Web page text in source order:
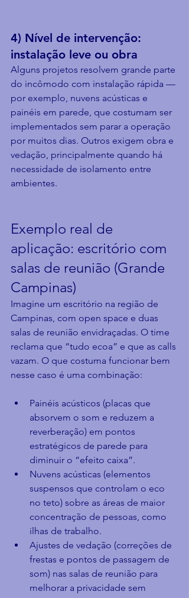
4) Nível de intervenção:
instalação leve ou obra
Alguns projetos resolvem grande parte
do incômodo com instalação rápida —
por exemplo, nuvens acústicas e
painéis em parede, que costumam ser
implementados sem parar a operação
por muitos dias. Outros exigem obra e
vedação, principalmente quando há
necessidade de isolamento entre
ambientes.
Exemplo real de
aplicação: escritório com
salas de reunião (Grande
Campinas)
Imagine um escritório na região de
Campinas, com open space e duas
salas de reunião envidraçadas. O time
reclama que “tudo ecoa” e que as calls
vazam. O que costuma funcionar bem
nesse caso é uma combinação:
Painéis acústicos (placas que
absorvem o som e reduzem a
reverberação) em pontos
estratégicos de parede para
diminuir o “efeito caixa”.
Nuvens acústicas (elementos
suspensos que controlam o eco
no teto) sobre as áreas de maior
concentração de pessoas, como
ilhas de trabalho.
Ajustes de vedação (correções de
frestas e pontos de passagem de
som) nas salas de reunião para
melhorar a privacidade sem